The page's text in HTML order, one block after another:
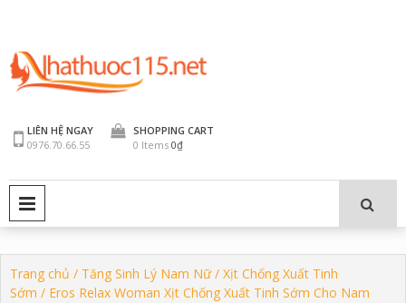
content
LIÊN HỆ NGAY
0976.70.66.55
SHOPPING CART
0 Items 0₫
Trang chủ / Tăng Sinh Lý Nam Nữ/ Xịt Chống Xuất Tinh
Sớm / Eros Relax Woman Xịt Chống Xuất Tinh Sớm Cho Nam